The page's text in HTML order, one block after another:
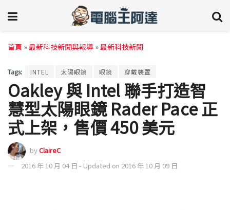
首頁 »最新科技新聞與報導 »最新科技新聞
Tags: INTEL 太陽眼鏡 眼鏡 穿戴裝置
Oakley 與 Intel 聯手打造智
慧型太陽眼鏡 Rader Pace 正
式上架，售價 450 美元
byClaireC
2016 年 10 月 04 日 - Updated on 2016 年 10 月 09 日